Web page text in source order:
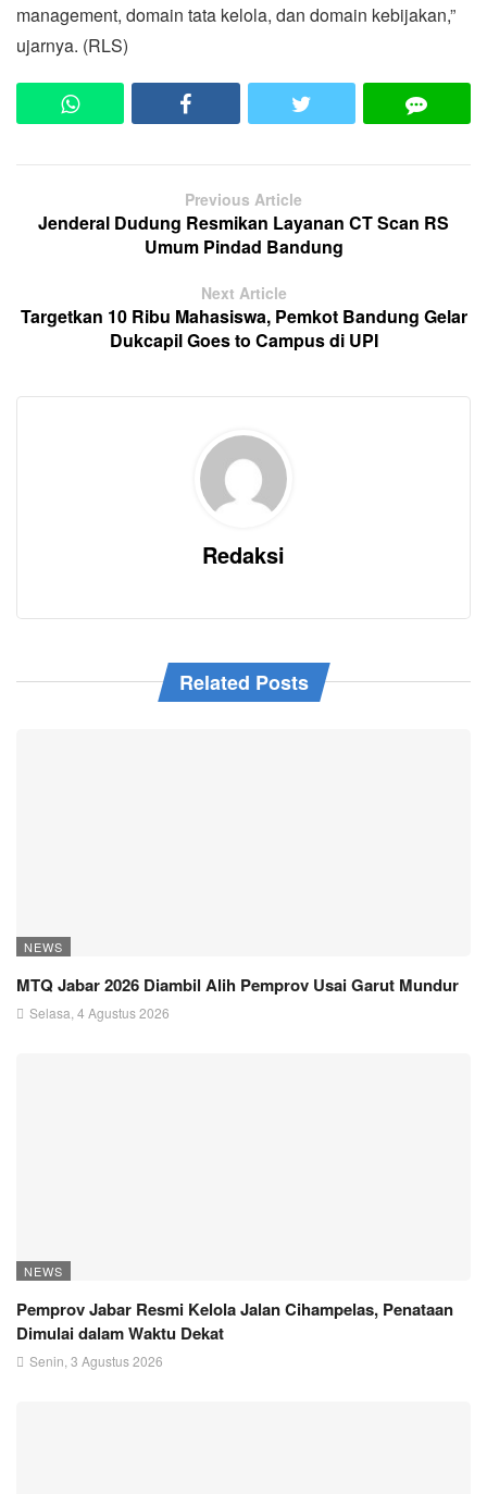
management, domain tata kelola, dan domain kebijakan,”
ujarnya. (RLS)
Previous Article
Jenderal Dudung Resmikan Layanan CT Scan RS
Umum Pindad Bandung
Next Article
Targetkan 10 Ribu Mahasiswa, Pemkot Bandung Gelar
Dukcapil Goes to Campus di UPI
Redaksi
Related Posts
NEWS
MTQ Jabar 2026 Diambil Alih Pemprov Usai Garut Mundur
Selasa, 4 Agustus 2026
NEWS
Pemprov Jabar Resmi Kelola Jalan Cihampelas, Penataan
Dimulai dalam Waktu Dekat
Senin, 3 Agustus 2026